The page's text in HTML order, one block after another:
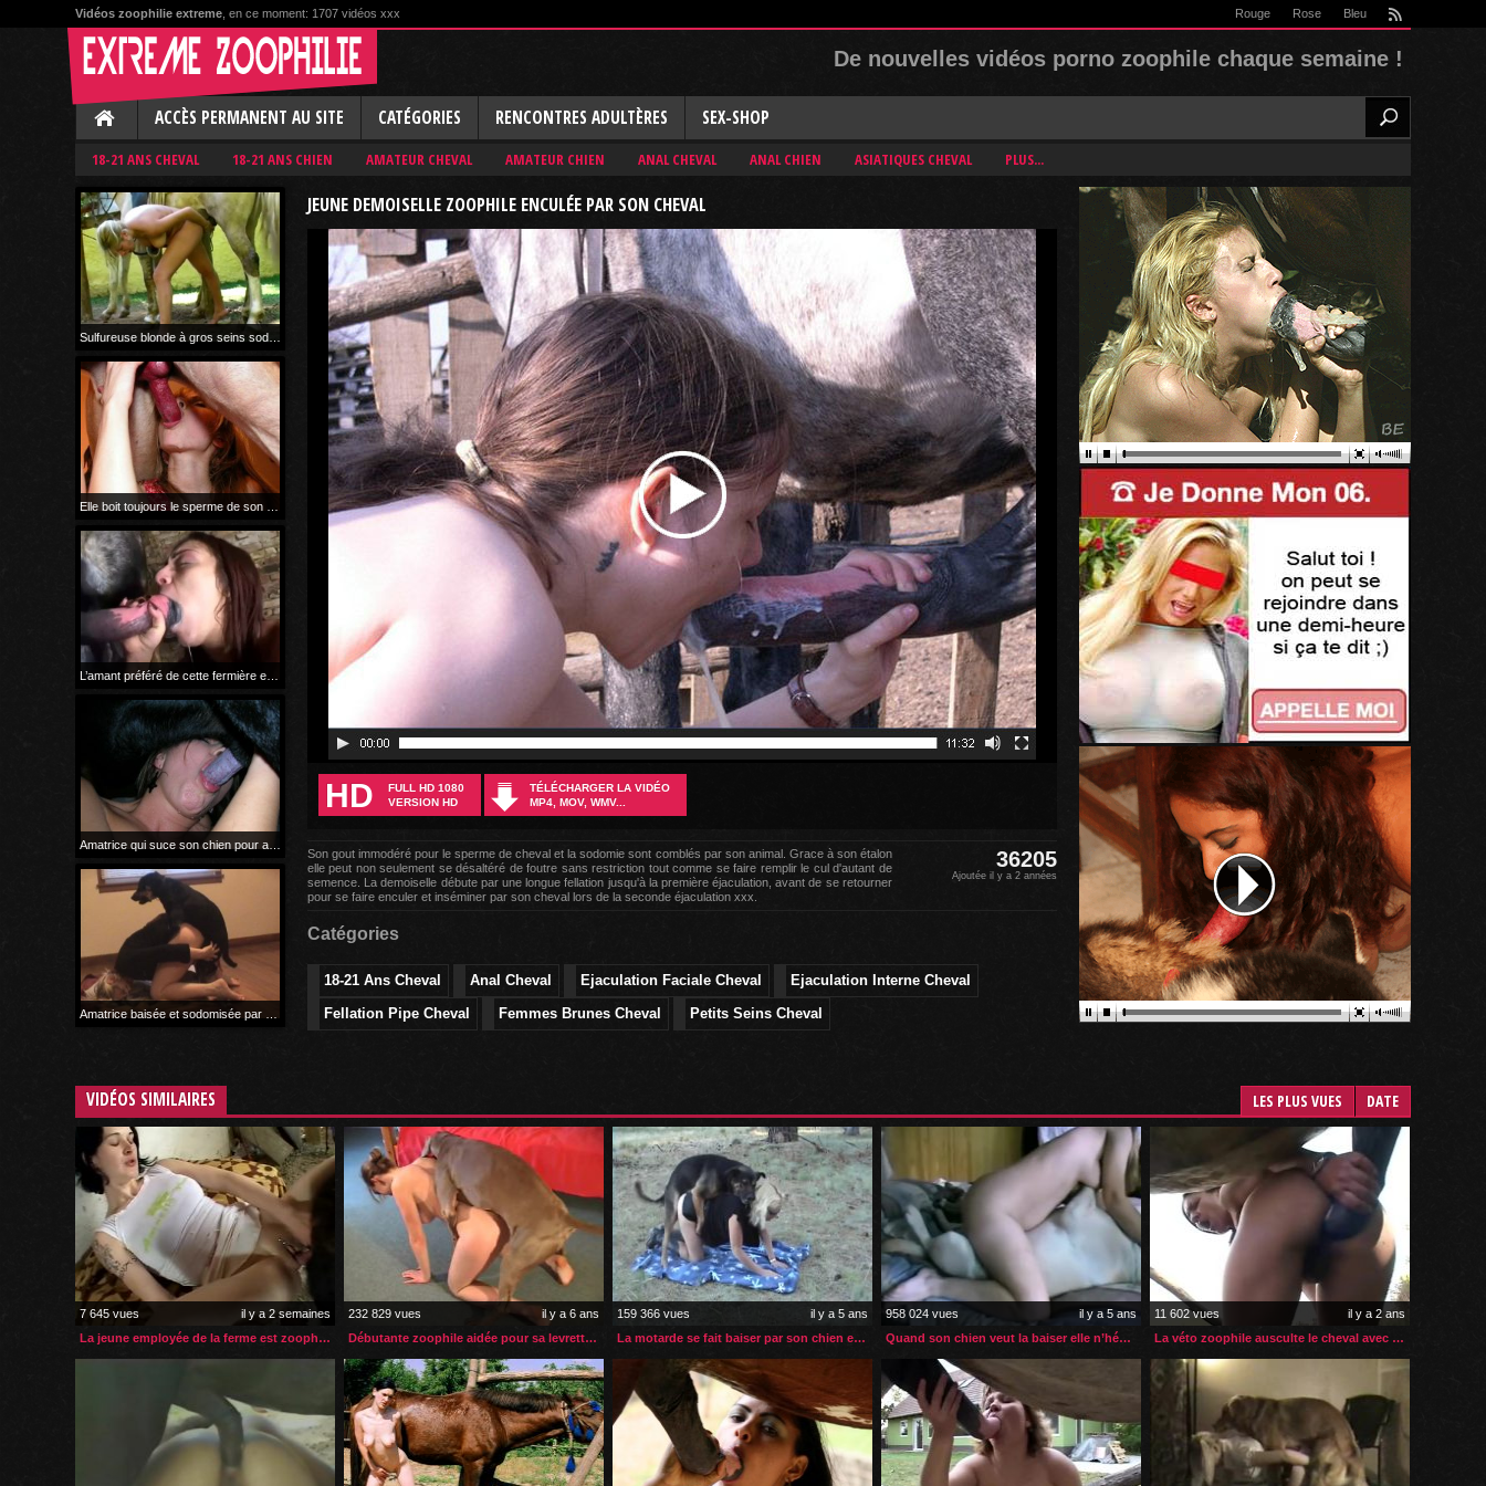
Vidéos zoophilie extreme , en ce moment: 1707 vidéos xxx
rss
Rouge Rose Bleu
De nouvelles vidéos porno zoophile chaque semaine !
ACCÈS PERMANENT AU SITE CATÉGORIES RENCONTRES ADULTÈRES SEX-SHOP
18-21 ANS CHEVAL 18-21 ANS CHIEN AMATEUR CHEVAL AMATEUR CHIEN ANAL CHEVAL ANAL CHIEN ASIATIQUES CHEVAL PLUS...
JEUNE DEMOISELLE ZOOPHILE ENCULÉE PAR SON CHEVAL
FULL HD 1080
VERSION HD
HD
TÉLÉCHARGER LA VIDÉO
MP4, MOV, WMV...
Son gout immodéré pour le sperme de cheval et la sodomie sont comblés par son animal. Grace à son étalon
elle peut non seulement se désaltéré de foutre sans restriction tout comme se faire remplir le cul d'autant de
semence. La demoiselle débute par une longue fellation jusqu'à la première éjaculation, avant de se retourner
pour se faire enculer et inséminer par son cheval lors de la seconde éjaculation xxx.
36205
Ajoutée il y a 2 années
Catégories
18-21 Ans Cheval Anal Cheval Ejaculation Faciale Cheval
Ejaculation Interne Cheval
Fellation Pipe Cheval
Femmes Brunes Cheval Petits Seins Cheval
14 781 vues
il y a 2 ans
18 081 vues
il y a 2 mois
84 372 vues
il y a 8 ans
133 479 vues
il y a 8 ans
VIDÉOS SIMILAIRES LES PLUS VUES DATE
7 645 vues
il y a 2 semaines
La jeune employée de la ferme est zoophile
232 829 vues
il y a 6 ans
Débutante zoophile aidée pour sa levrette avec son chien
159 366 vues
il y a 5 ans
La motarde se fait baiser par son chien en plein air
958 024 vues
il y a 5 ans
Quand son chien veut la baiser elle n’hésite pas
11 602 vues
il y a 2 ans
La véto zoophile ausculte le cheval avec tous ses orifices